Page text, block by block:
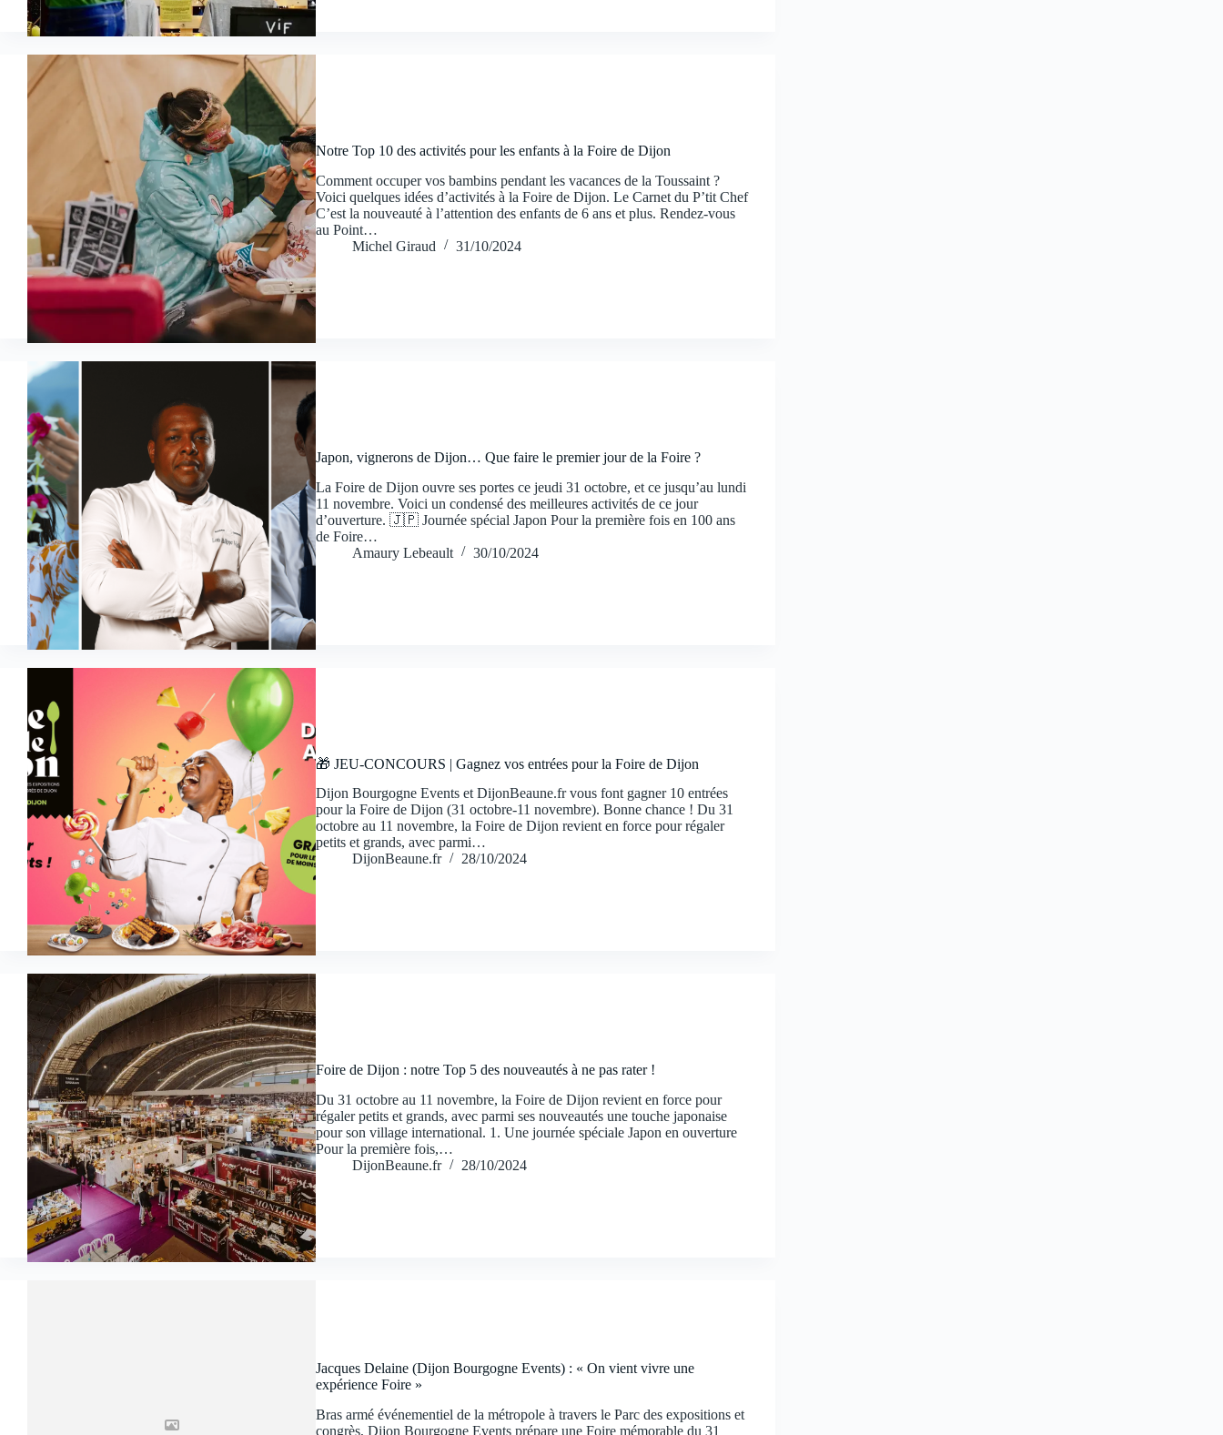
Notre Top 10 des activités pour les enfants à la Foire de Dijon
Comment occuper vos bambins pendant les vacances de la Toussaint ?
Voici quelques idées d’activités à la Foire de Dijon. Le Carnet du P’tit Chef
C’est la nouveauté à l’attention des enfants de 6 ans et plus. Rendez-vous
au Point…
Michel Giraud
31/10/2024
Japon, vignerons de Dijon… Que faire le premier jour de la Foire ?
La Foire de Dijon ouvre ses portes ce jeudi 31 octobre, et ce jusqu’au lundi
11 novembre. Voici un condensé des meilleures activités de ce jour
d’ouverture. 🇯🇵 Journée spécial Japon Pour la première fois en 100 ans
de Foire…
Amaury Lebeault
30/10/2024
🎁 JEU-CONCOURS | Gagnez vos entrées pour la Foire de Dijon
Dijon Bourgogne Events et DijonBeaune.fr vous font gagner 10 entrées
pour la Foire de Dijon (31 octobre-11 novembre). Bonne chance ! Du 31
octobre au 11 novembre, la Foire de Dijon revient en force pour régaler
petits et grands, avec parmi…
DijonBeaune.fr
28/10/2024
Foire de Dijon : notre Top 5 des nouveautés à ne pas rater !
Du 31 octobre au 11 novembre, la Foire de Dijon revient en force pour
régaler petits et grands, avec parmi ses nouveautés une touche japonaise
pour son village international. 1. Une journée spéciale Japon en ouverture
Pour la première fois,…
DijonBeaune.fr
28/10/2024
Jacques Delaine (Dijon Bourgogne Events) : « On vient vivre une
expérience Foire »
Bras armé événementiel de la métropole à travers le Parc des expositions et
congrès, Dijon Bourgogne Events prépare une Foire mémorable du 31